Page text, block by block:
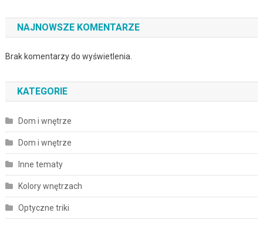
NAJNOWSZE KOMENTARZE
Brak komentarzy do wyświetlenia.
KATEGORIE
Dom i wnętrze
Dom i wnętrze
Inne tematy
Kolory wnętrzach
Optyczne triki